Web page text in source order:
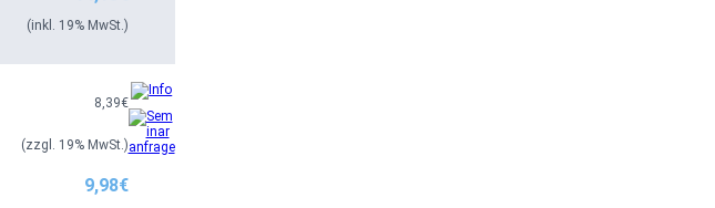
(inkl. 19% MwSt.)
8,39€
(zzgl. 19% MwSt.)
9,98€